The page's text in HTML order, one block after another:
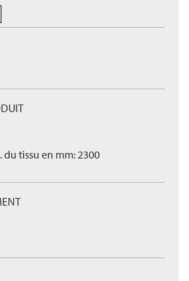
du tissu en mm: 2300